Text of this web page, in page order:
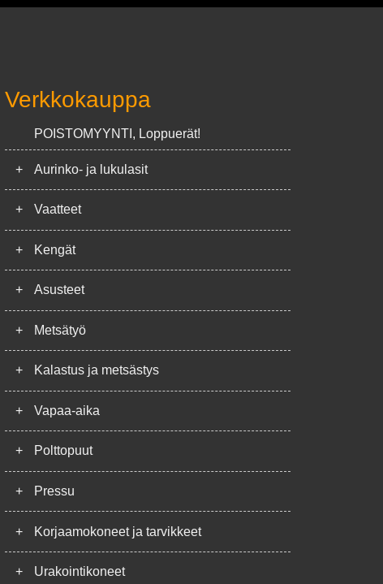
Verkkokauppa
POISTOMYYNTI, Loppuerät!
+ Aurinko- ja lukulasit
+ Vaatteet
+ Kengät
+ Asusteet
+ Metsätyö
+ Kalastus ja metsästys
+ Vapaa-aika
+ Polttopuut
+ Pressu
+ Korjaamokoneet ja tarvikkeet
+ Urakointikoneet